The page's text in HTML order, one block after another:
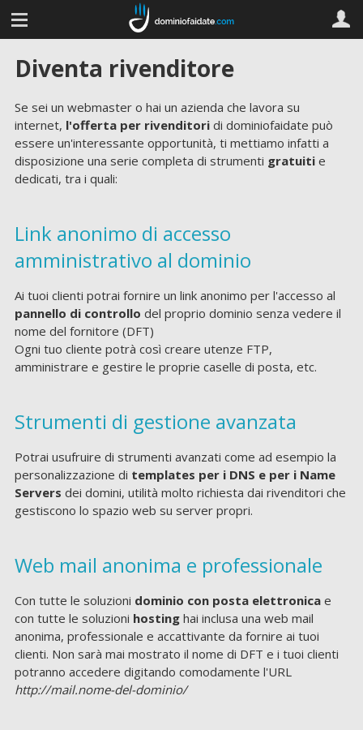
Diventa rivenditore
Se sei un webmaster o hai un azienda che lavora su
internet, l'offerta per rivenditoridi dominiofaidate può
essere un'interessante opportunità, ti mettiamo infatti a
disposizione una serie completa di strumenti gratuitie
dedicati, tra i quali:
Link anonimo di accesso
amministrativo al dominio
Ai tuoi clienti potrai fornire un link anonimo per l'accesso al
pannello di controllo del proprio dominio senza vedere il
nome del fornitore (DFT)
Ogni tuo cliente potrà così creare utenze FTP,
amministrare e gestire le proprie caselle di posta, etc.
Strumenti di gestione avanzata
Potrai usufruire di strumenti avanzati come ad esempio la
personalizzazione di templates per i DNS e per i Name
Servers dei domini, utilità molto richiesta dai rivenditori che
gestiscono lo spazio web su server propri.
Web mail anonima e professionale
Con tutte le soluzioni dominio con posta elettronicae
con tutte le soluzioni hostinghai inclusa una web mail
anonima, professionale e accattivante da fornire ai tuoi
clienti. Non sarà mai mostrato il nome di DFT e i tuoi clienti
potranno accedere digitando comodamente l'URL
http://mail.nome-del-dominio/